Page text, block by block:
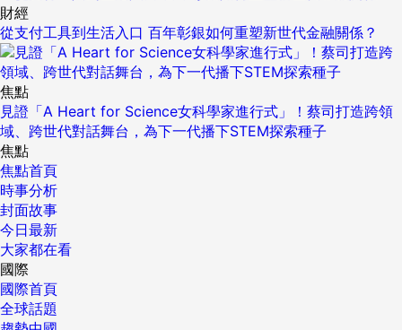
財經
從支付工具到生活入口 百年彰銀如何重塑新世代金融關係？
焦點
見證「A Heart for Science女科學家進行式」！蔡司打造跨領
域、跨世代對話舞台，為下一代播下STEM探索種子
焦點
焦點首頁
時事分析
封面故事
今日最新
大家都在看
國際
國際首頁
全球話題